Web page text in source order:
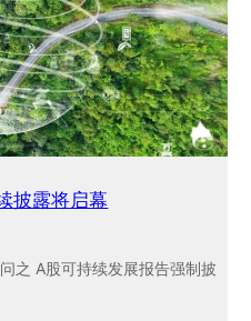
披露将启幕
A股可持续发展报告强制披